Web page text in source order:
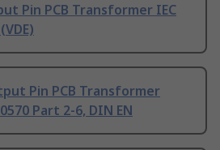
Pin PCB Transformer IEC
Pin PCB Transformer
0570 Part 2-6, DIN EN